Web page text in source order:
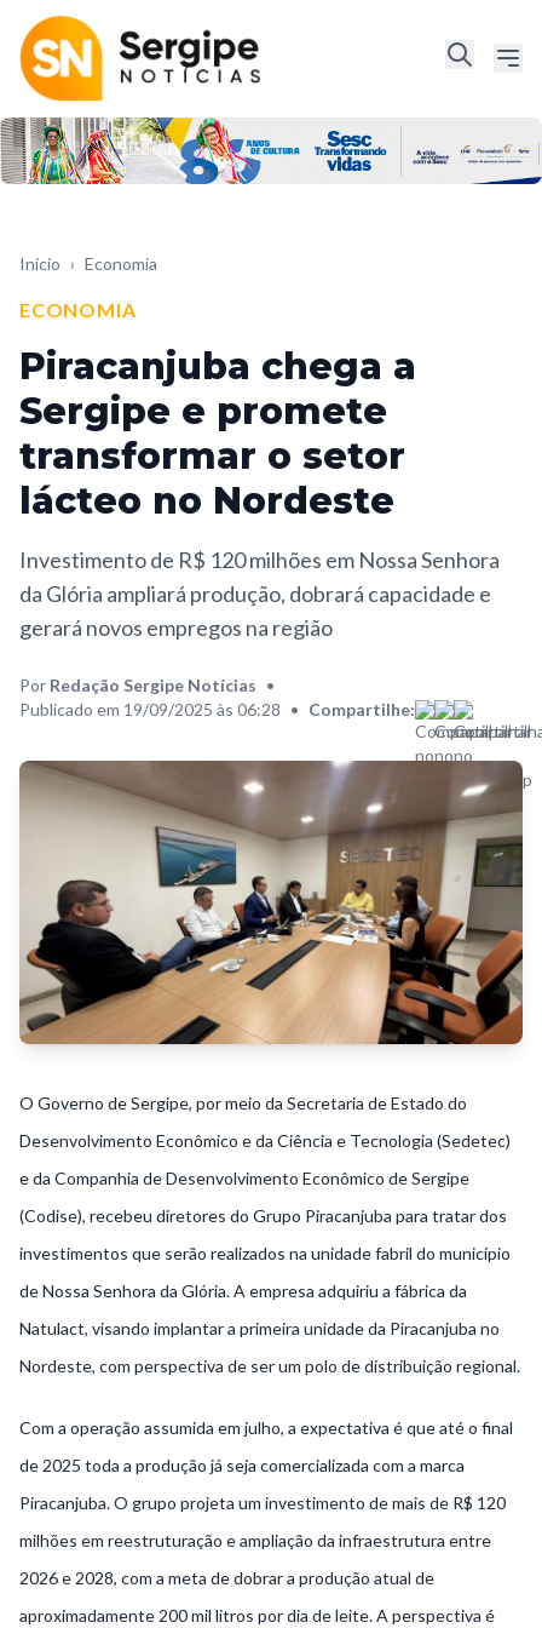
Início › Economia
ECONOMIA
Piracanjuba chega a
Sergipe e promete
transformar o setor
lácteo no Nordeste
Investimento de R$ 120 milhões em Nossa Senhora
da Glória ampliará produção, dobrará capacidade e
gerará novos empregos na região
Por Redação Sergipe Notícias •
Publicado em 19/09/2025 às 06:28 • Compartilhe:
O Governo de Sergipe, por meio da Secretaria de Estado do
Desenvolvimento Econômico e da Ciência e Tecnologia (Sedetec)
e da Companhia de Desenvolvimento Econômico de Sergipe
(Codise), recebeu diretores do Grupo Piracanjuba para tratar dos
investimentos que serão realizados na unidade fabril do município
de Nossa Senhora da Glória. A empresa adquiriu a fábrica da
Natulact, visando implantar a primeira unidade da Piracanjuba no
Nordeste, com perspectiva de ser um polo de distribuição regional.
Com a operação assumida em julho, a expectativa é que até o final
de 2025 toda a produção já seja comercializada com a marca
Piracanjuba. O grupo projeta um investimento de mais de R$ 120
milhões em reestruturação e ampliação da infraestrutura entre
2026 e 2028, com a meta de dobrar a produção atual de
aproximadamente 200 mil litros por dia de leite. A perspectiva é